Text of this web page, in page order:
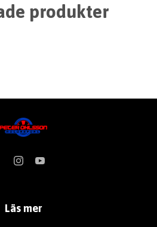
produkter
Läs mer